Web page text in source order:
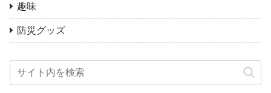
趣味
防災グッズ